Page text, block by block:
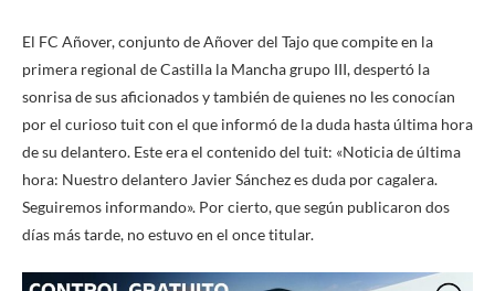
El FC Añover, conjunto de Añover del Tajo que compite en la
primera regional de Castilla la Mancha grupo III, despertó la
sonrisa de sus aficionados y también de quienes no les conocían
por el curioso tuit con el que informó de la duda hasta última hora
de su delantero. Este era el contenido del tuit: «Noticia de última
hora: Nuestro delantero Javier Sánchez es duda por cagalera.
Seguiremos informando». Por cierto, que según publicaron dos
días más tarde, no estuvo en el once titular.